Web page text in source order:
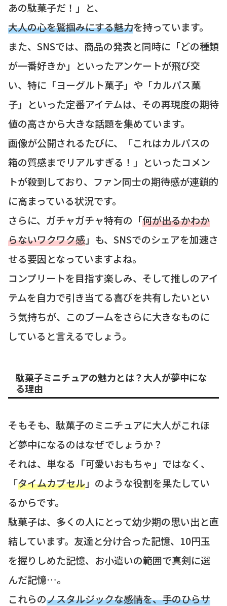
あの駄菓子だ！」と、
大人の心を鷲掴みにする魅力を持っています。
また、SNSでは、商品の発表と同時に「どの種類
が一番好きか」といったアンケートが飛び交
い、特に「ヨーグルト菓子」や「カルパス菓
子」といった定番アイテムは、その再現度の期待
値の高さから大きな話題を集めています。
画像が公開されるたびに、「これはカルパスの
箱の質感までリアルすぎる！」といったコメン
トが殺到しており、ファン同士の期待感が連鎖的
に高まっている状況です。
さらに、ガチャガチャ特有の「何が出るかわか
らないワクワク感」も、SNSでのシェアを加速さ
せる要因となっていますよね。
コンプリートを目指す楽しみ、そして推しのアイ
テムを自力で引き当てる喜びを共有したいとい
う気持ちが、このブームをさらに大きなものに
していると言えるでしょう。
駄菓子ミニチュアの魅力とは？大人が夢中にな
る理由
そもそも、駄菓子のミニチュアに大人がこれほ
ど夢中になるのはなぜでしょうか？
それは、単なる「可愛いおもちゃ」ではなく、
「タイムカプセル」のような役割を果たしてい
るからです。
駄菓子は、多くの人にとって幼少期の思い出と直
結しています。友達と分け合った記憶、10円玉
を握りしめた記憶、お小遣いの範囲で真剣に選
んだ記憶…。
これらのノスタルジックな感情を、手のひらサ